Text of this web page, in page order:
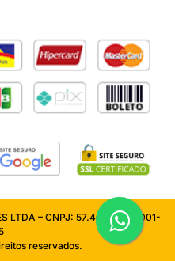
LTDA – CNPJ: 57.409.026/0001-
reservados.